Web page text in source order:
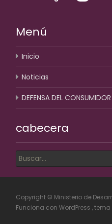
Menú
Inicio
Noticias
DEFENSA DEL CONSUMIDOR
cabecera
Buscar por:
Copyright © Ministerio de
Funciona con WordPress , tema